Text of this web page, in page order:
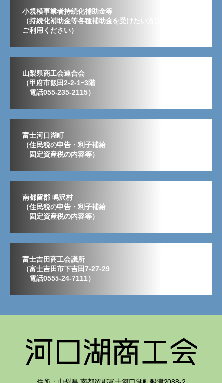
小規模事業者持続化補助金等
（持続化補助金等各種補助金を受けたい方はこちらから
ご利用ください）
山梨県商工会連合会
（甲府市飯田2-2-1ｰ3階
電話055-235-2115）
富士河口湖町
（住民税の申告・利子補給
固定資産税の内容等）
南都留郡 鳴沢村
（住民税の申告・利子補給
固定資産税の内容等）
富士吉田商工会議所
（富士吉田市下吉田7-27-29
電話0555-24-7111）